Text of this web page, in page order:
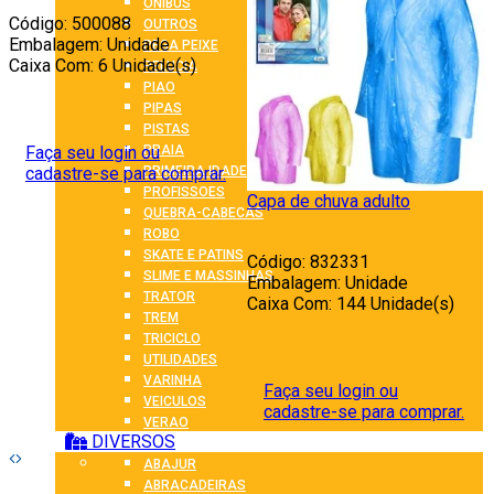
ONIBUS
OUTROS
PEGA PEIXE
PELUCIA
PIAO
PIPAS
PISTAS
PRAIA
PRIMEIRA IDADE
PROFISSOES
QUEBRA-CABECAS
ROBO
SKATE E PATINS
SLIME E MASSINHAS
TRATOR
TREM
TRICICLO
UTILIDADES
VARINHA
VEICULOS
VERAO
DIVERSOS
ABAJUR
ABRACADEIRAS
Código: 500088
Embalagem: Unidade
Caixa Com: 6 Unidade(s)
Faça seu login ou
cadastre-se para comprar.
Capa de chuva adulto
Código: 832331
Embalagem: Unidade
Caixa Com: 144 Unidade(s)
Faça seu login ou
cadastre-se para comprar.